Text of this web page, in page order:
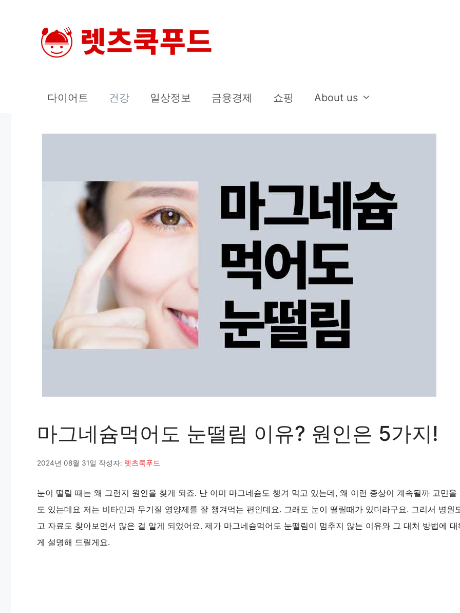
다이어트 건강 일상정보 금융경제 쇼핑 About us
마그네슘먹어도 눈떨림 이유? 원인은 5가지!
2024년 08월 31일 작성자: 렛츠쿡푸드
눈이 떨릴 때는 왜 그런지 원인을 찾게 되죠. 난 이미 마그네슘도 챙겨 먹고 있는데, 왜 이런 증상이 계속될까 고민을
도 있는데요 저는 비타민과 무기질 영양제를 잘 챙겨먹는 편인데요. 그래도 눈이 떨릴때가 있더라구요. 그리서 병원
고 자료도 찾아보면서 많은 걸 알게 되었어요. 제가 마그네슘먹어도 눈떨림이 멈추지 않는 이유와 그 대처 방법에 대
게 설명해 드릴게요.